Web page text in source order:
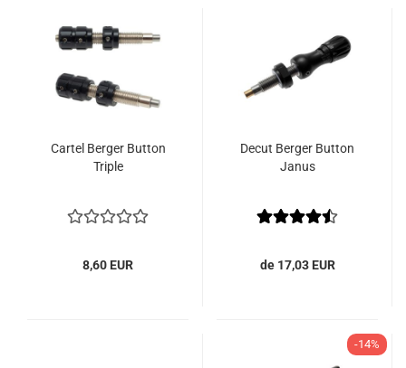
Cartel Berger Button
Triple
8,60 EUR
Decut Berger Button
Janus
de 17,03 EUR
-14%